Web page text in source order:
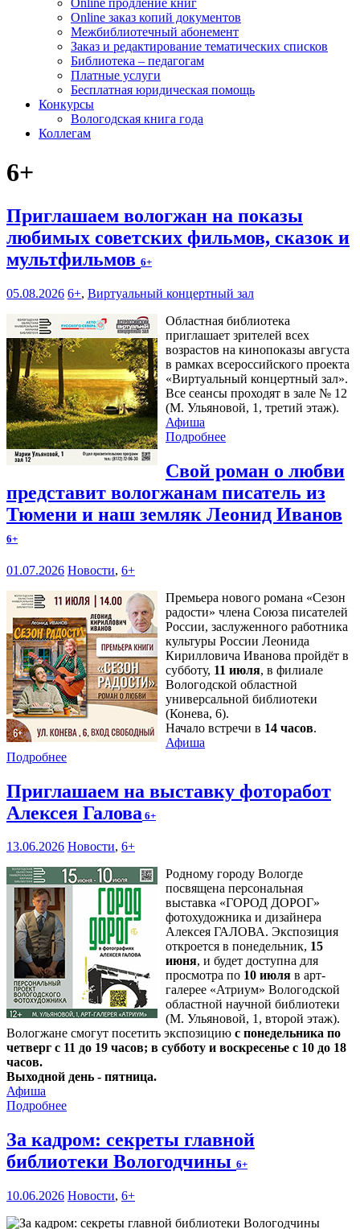
Online продление книг
Online заказ копий документов
Межбиблиотечный абонемент
Заказ и редактирование тематических списков
Библиотека – педагогам
Платные услуги
Бесплатная юридическая помощь
Конкурсы
Вологодская книга года
Коллегам
6+
Приглашаем вологжан на показы
любимых советских фильмов, сказок и
мультфильмов 6+
05.08.2026 6+, Виртуальный концертный зал
Областная библиотека
приглашает зрителей всех
возрастов на кинопоказы августа
в рамках всероссийского проекта
«Виртуальный концертный зал».
Все сеансы проходят в зале № 12
(М. Ульяновой, 1, третий этаж).
Афиша
Подробнее
Свой роман о любви
представит вологжанам писатель из
Тюмени и наш земляк Леонид Иванов
6+
01.07.2026 Новости, 6+
Премьера нового романа «Сезон
радости» члена Союза писателей
России, заслуженного работника
культуры России Леонида
Кирилловича Иванова пройдёт в
субботу, 11 июля, в филиале
Вологодской областной
универсальной библиотеки
(Конева, 6).
Начало встречи в 14 часов.
Афиша
Подробнее
Приглашаем на выставку фоторабот
Алексея Галова 6+
13.06.2026 Новости, 6+
Родному городу Вологде
посвящена персональная
выставка «ГОРОД ДОРОГ»
фотохудожника и дизайнера
Алексея ГАЛОВА. Экспозиция
откроется в понедельник, 15
июня, и будет доступна для
просмотра по 10 июля в арт-
галерее «Атриум» Вологодской
областной научной библиотеки
(М. Ульяновой, 1, второй этаж).
Вологжане смогут посетить экспозицию с понедельника по
четверг с 11 до 19 часов; в субботу и воскресенье с 10 до 18
часов.
Выходной день - пятница.
Афиша
Подробнее
За кадром: секреты главной
библиотеки Вологодчины 6+
10.06.2026 Новости, 6+